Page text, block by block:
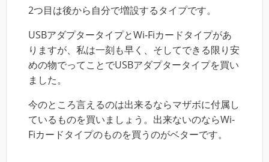
2つ目は後から自分で増設するタイプです。
USBアダプタータイプとWi-Fiカードタイプがあ
りますが、私は一刻も早く、そしてできる限り安
めの物でってことでUSBアダプタータイプを買い
ました。
今のところ言えるのは出来るならマザボに付属し
ているものを買いましょう。出来ないのならWi-
Fiカードタイプのものを買うのがベターです。